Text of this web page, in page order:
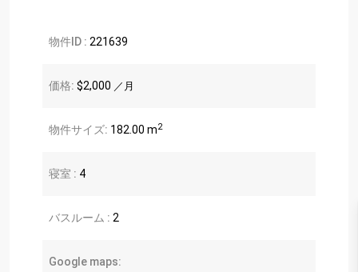
物件ID : 221639
価格: $2,000 ／月
物件サイズ: 182.00 m2
寝室 : 4
バスルーム : 2
Google maps: